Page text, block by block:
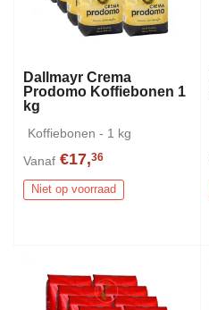
Dallmayr Crema
Prodomo Koffiebonen 1
kg
Koffiebonen - 1 kg
Vanaf €17,36
Niet op voorraad